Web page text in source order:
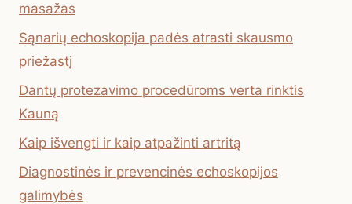
masažas
Sąnarių echoskopija padės atrasti skausmo
priežastį
Dantų protezavimo procedūroms verta rinktis
Kauną
Kaip išvengti ir kaip atpažinti artritą
Diagnostinės ir prevencinės echoskopijos
galimybės